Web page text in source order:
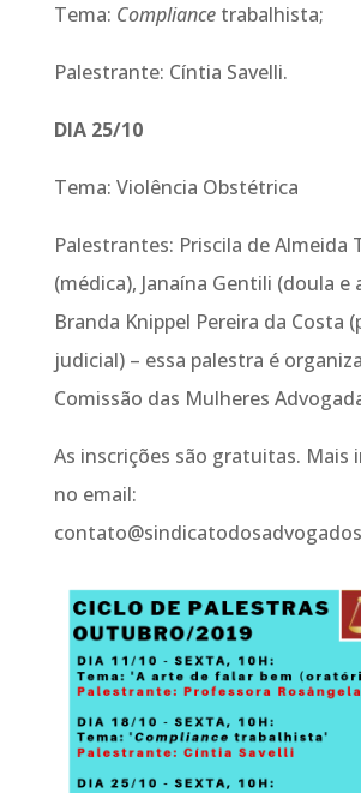
Tema: Compliancetrabalhista;
Palestrante: Cíntia Savelli.
DIA 25/10
Tema: Violência Obstétrica
Palestrantes: Priscila de Almeida
(médica), Janaína Gentili (doula e
Branda Knippel Pereira da Costa
judicial) – essa palestra é
Comissão das Mulheres
As inscrições são gratuitas. Mais
no email: